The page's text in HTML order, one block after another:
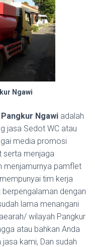
Ngawi
Ngawi adalah
jasa Sedot WC atau
media promosi
serta menjaga
menjamurnya pamflet
tim kerja
dengan
lama menangani
wilayah Pangkur
atau bahkan Anda
kami, Dan sudah